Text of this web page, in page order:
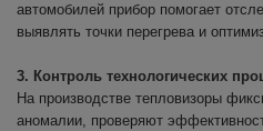
автомобилей прибор помогает
выявлять точки перегрева и
3. Контроль технологических
На производстве тепловизоры
аномалии, проверяют